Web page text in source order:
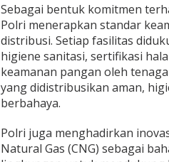
Sebagai bentuk komitmen
Polri menerapkan standar
distribusi. Setiap fasilitas
higiene sanitasi, sertifikasi
keamanan pangan oleh
yang didistribusikan aman,
berbahaya.
Polri juga menghadirkan
Natural Gas (CNG) sebagai